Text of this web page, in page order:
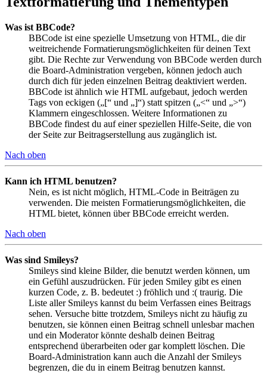
Was ist BBCode?
BBCode ist eine spezielle Umsetzung von HTML, die dir
weitreichende Formatierungsmöglichkeiten für deinen Text
gibt. Die Rechte zur Verwendung von BBCode werden durch
die Board-Administration vergeben, können jedoch auch
durch dich für jeden einzelnen Beitrag deaktiviert werden.
BBCode ist ähnlich wie HTML aufgebaut, jedoch werden
Tags von eckigen („[“ und „]“) statt spitzen („<“ und „>“)
Klammern eingeschlossen. Weitere Informationen zu
BBCode findest du auf einer speziellen Hilfe-Seite, die von
der Seite zur Beitragserstellung aus zugänglich ist.
Nach oben
Kann ich HTML benutzen?
Nein, es ist nicht möglich, HTML-Code in Beiträgen zu
verwenden. Die meisten Formatierungsmöglichkeiten, die
HTML bietet, können über BBCode erreicht werden.
Nach oben
Was sind Smileys?
Smileys sind kleine Bilder, die benutzt werden können, um
ein Gefühl auszudrücken. Für jeden Smiley gibt es einen
kurzen Code, z. B. bedeutet :) fröhlich und :( traurig. Die
Liste aller Smileys kannst du beim Verfassen eines Beitrags
sehen. Versuche bitte trotzdem, Smileys nicht zu häufig zu
benutzen, sie können einen Beitrag schnell unlesbar machen
und ein Moderator könnte deshalb deinen Beitrag
entsprechend überarbeiten oder gar komplett löschen. Die
Board-Administration kann auch die Anzahl der Smileys
begrenzen, die du in einem Beitrag benutzen kannst.